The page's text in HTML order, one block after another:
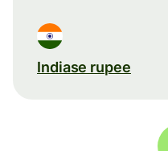
Indiase rupee